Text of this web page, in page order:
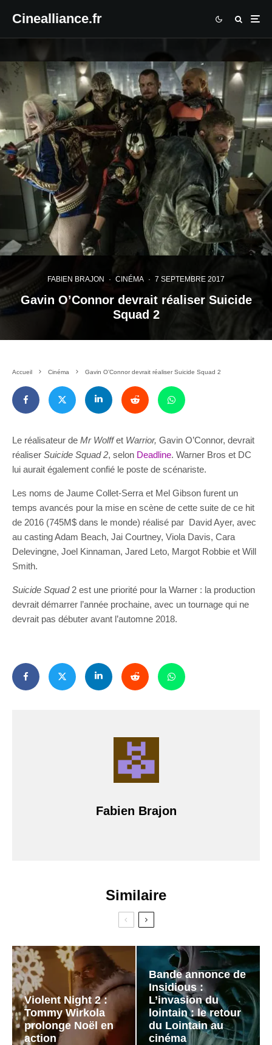
Cinealliance.fr
FABIEN BRAJON · CINÉMA · 7 SEPTEMBRE 2017
Gavin O’Connor devrait réaliser Suicide
Squad 2
Accueil Cinéma Gavin O’Connor devrait réaliser Suicide Squad 2
Le réalisateur de Mr Wolffet Warrior, Gavin O’Connor, devrait
réaliser Suicide Squad 2, selon Deadline. Warner Bros et DC
lui aurait également confié le poste de scénariste.
Les noms de Jaume Collet-Serra et Mel Gibson furent un
temps avancés pour la mise en scène de cette suite de ce hit
de 2016 (745M$ dans le monde) réalisé par David Ayer, avec
au casting Adam Beach, Jai Courtney, Viola Davis, Cara
Delevingne, Joel Kinnaman, Jared Leto, Margot Robbie et Will
Smith.
Suicide Squad2 est une priorité pour la Warner : la production
devrait démarrer l’année prochaine, avec un tournage qui ne
devrait pas débuter avant l’automne 2018.
Fabien Brajon
Similaire
Violent Night 2 :
Tommy Wirkola
prolonge Noël en
action
Bande annonce de
Insidious :
L’invasion du
lointain : le retour
du Lointain au
cinéma